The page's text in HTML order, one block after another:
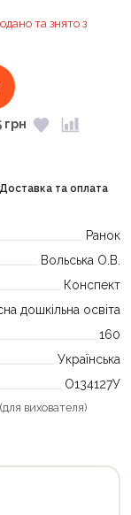
та знято з
грн
та оплата
Ранок
Вольська О.В.
Конспект
дошкільна освіта
160
Українська
О134127У
вихователя)